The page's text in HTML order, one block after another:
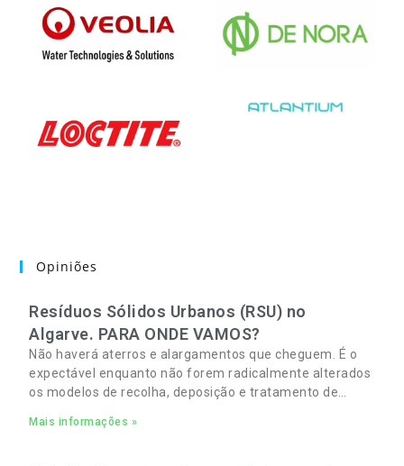
Opiniões
Resíduos Sólidos Urbanos (RSU) no
Algarve. PARA ONDE VAMOS?
Não haverá aterros e alargamentos que cheguem. É o
expectável enquanto não forem radicalmente alterados
os modelos de recolha, deposição e tratamento de
Mais informações »